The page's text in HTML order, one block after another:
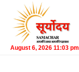
August 6, 2026 11:03 pm